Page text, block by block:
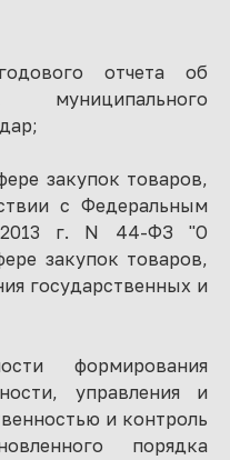
отчета об
муниципального
закупок товаров,
с Федеральным
г. N 44-ФЗ "О
закупок товаров,
государственных и
формирования
управления и
и контроль
порядка